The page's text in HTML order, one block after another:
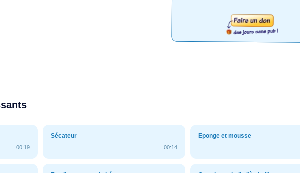
00:19
Sécateur
00:14
Eponge et mousse